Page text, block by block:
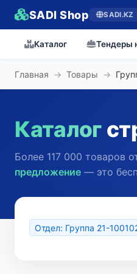
SADI Shop SADI.KZ
Каталог Тендеры
Главная → Товары →
Каталог
Более 117 000 товаров
предложение — это
Отдел: Группа 21-